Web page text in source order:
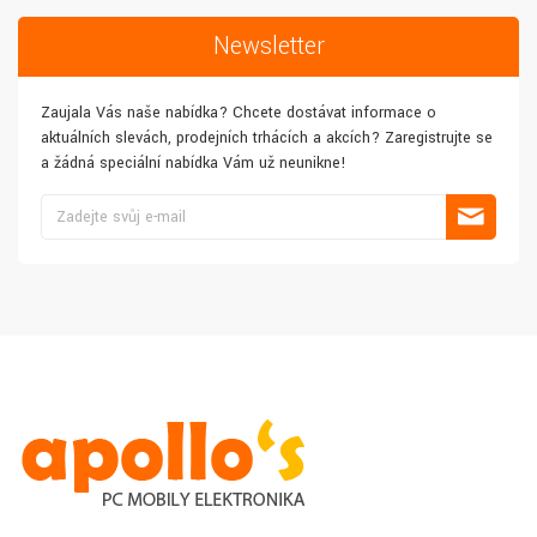
Newsletter
Zaujala Vás naše nabídka? Chcete dostávat informace o
aktuálních slevách, prodejních trhácích a akcích? Zaregistrujte se
a žádná speciální nabídka Vám už neunikne!